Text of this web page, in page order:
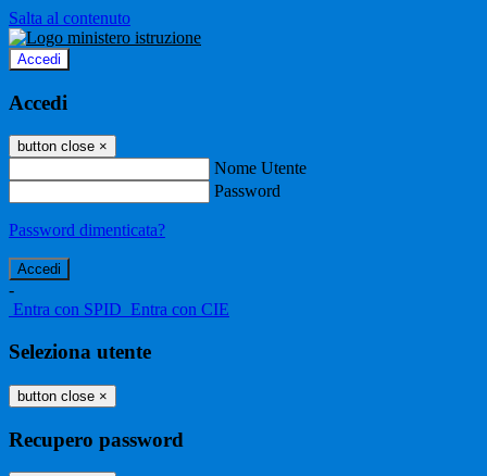
Salta al contenuto
Accedi
Accedi
button close ×
Nome Utente
Password
Password dimenticata?
-
Entra con SPID Entra con CIE
Seleziona utente
button close ×
Recupero password